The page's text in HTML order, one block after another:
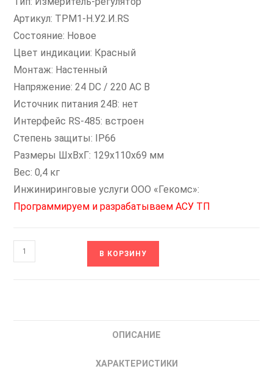
Артикул: ТРМ1-Н.У2.И.RS
Состояние: Новое
Цвет индикации: Красный
Монтаж: Настенный
Напряжение: 24 DC / 220 AC В
Источник питания 24В: нет
Интерфейс RS-485: встроен
Степень защиты: IP66
Размеры ШxВxГ: 129x110x69 мм
Вес: 0,4 кг
Инжиниринговые услуги ООО «Гекомс»:
Программируем и разрабатываем АСУ ТП
Количество
товара
В КОРЗИНУ
ОПИСАНИЕ
ХАРАКТЕРИСТИКИ